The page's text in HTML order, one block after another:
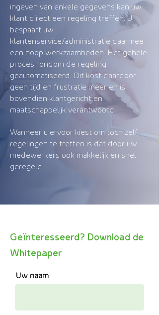
ingeven van enkele gegevens kan uw
klant direct een regeling treffen. U
bespaart uw
klantenservice/administratie daarmee
een hoop werkzaamheden. Het gehele
proces rondom de regeling
geautomatiseerd. Dit kost daardoor
geen tijd en frustratie meer en is
bovendien klantgericht en
maatschappelijk verantwoord.
Wanneer u ervoor kiest om toch zelf
regelingen te treffen is dat door uw
medewerkers ook makkelijk en snel
geregeld
Geïnteresseerd? Download de
Whitepaper
Uw naam